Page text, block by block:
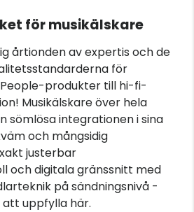
för musikälskare
årtionden av expertis och de
för
produkter till hi-fi-
Musikälskare över hela
sömlösa integrationen i sina
och mångsidig
justerbar
och digitala gränssnitt med
på sändningsnivå -
att uppfylla här.